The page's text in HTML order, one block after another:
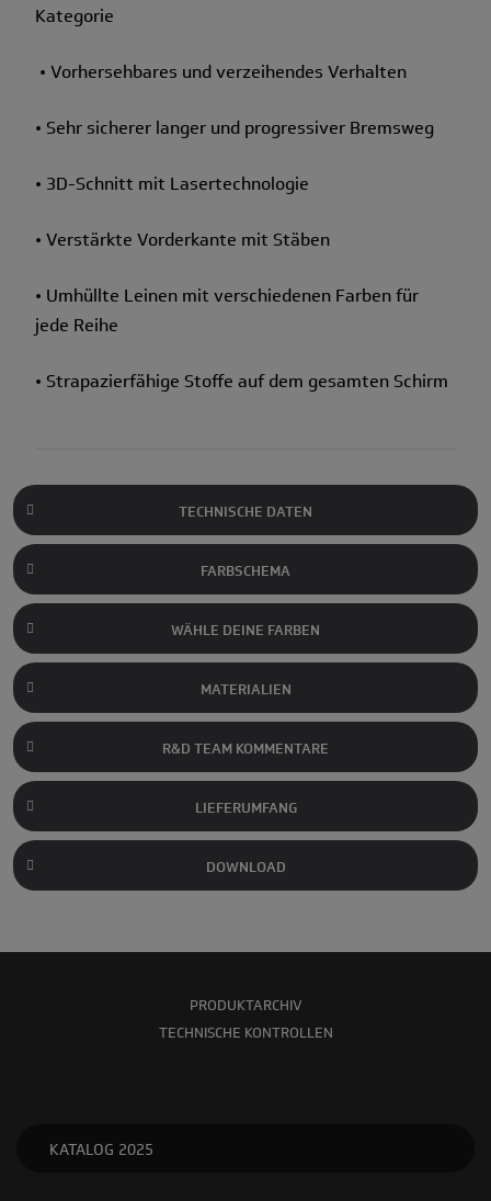
Kategorie
• Vorhersehbares und verzeihendes Verhalten
• Sehr sicherer langer und progressiver Bremsweg
• 3D-Schnitt mit Lasertechnologie
• Verstärkte Vorderkante mit Stäben
• Umhüllte Leinen mit verschiedenen Farben für
jede Reihe
• Strapazierfähige Stoffe auf dem gesamten Schirm
TECHNISCHE DATEN
FARBSCHEMA
WÄHLE DEINE FARBEN
MATERIALIEN
R&D TEAM KOMMENTARE
LIEFERUMFANG
DOWNLOAD
PRODUKTARCHIV
TECHNISCHE KONTROLLEN
KATALOG 2025